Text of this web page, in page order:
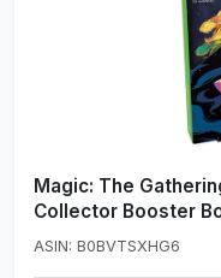
Magic: The
Collector Booster
ASIN: B0BVTSXHG6